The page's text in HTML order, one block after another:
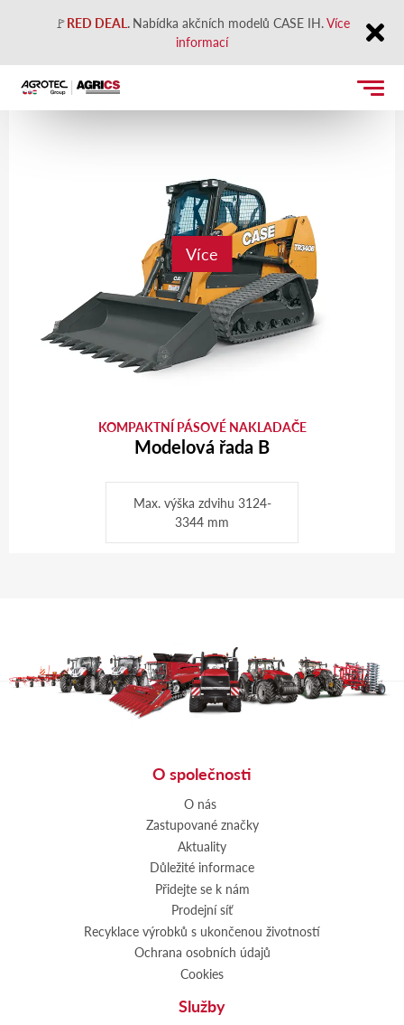
🚩RED DEAL. Nabídka akčních modelů CASE IH.Více
informací
Close
Více
KOMPAKTNÍ PÁSOVÉ NAKLADAČE
Modelová řada B
Max. výška zdvihu 3124-
3344 mm
O společnosti
O nás
Zastupované značky
Aktuality
Důležité informace
Přidejte se k nám
Prodejní síť
Recyklace výrobků s ukončenou životností
Ochrana osobních údajů
Cookies
Služby